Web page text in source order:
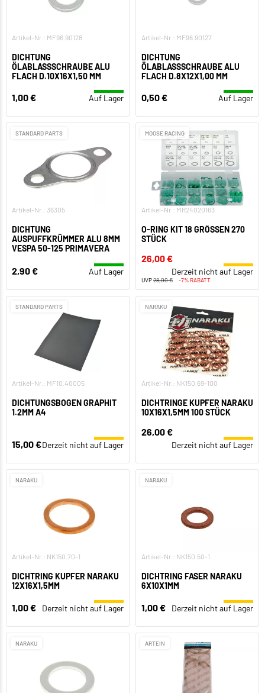
Artikel-Nr.: MF96.90128
DICHTUNG
ÖLABLASSSCHRAUBE ALU
FLACH D.10X16X1,50 MM
1,00 € Auf Lager
Artikel-Nr.: MF96.90127
DICHTUNG
ÖLABLASSSCHRAUBE ALU
FLACH D.8X12X1,00 MM
0,50 € Auf Lager
STANDARD PARTS
Artikel-Nr.: 36305
DICHTUNG
AUSPUFFKRÜMMER ALU 8MM
VESPA 50-125 PRIMAVERA
2,90 € Auf Lager
MOOSE RACING
Artikel-Nr.: MR24020163
O-RING KIT 18 GRÖSSEN 270 S
TÜCK
26,00 €
Derzeit nicht auf Lager
UVP28,00 € -7% RABATT
STANDARD PARTS
Artikel-Nr.: MF10.40005
DICHTUNGSBOGEN GRAPHIT
1.2MM A4
15,00 €Derzeit nicht auf Lager
NARAKU
Artikel-Nr.: NK150.69-100
DICHTRINGE KUPFER NARAKU
10X16X1,5MM 100 STÜCK
26,00 €
Derzeit nicht auf Lager
NARAKU
Artikel-Nr.: NK150.70-1
DICHTRING KUPFER NARAKU
12X16X1,5MM
1,00 € Derzeit nicht auf Lager
NARAKU
Artikel-Nr.: NK150.50-1
DICHTRING FASER NARAKU
6X10X1MM
1,00 € Derzeit nicht auf Lager
NARAKU ARTEIN